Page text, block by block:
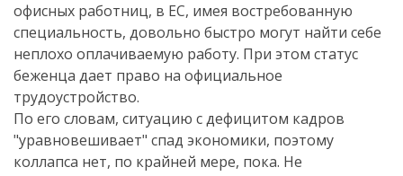
офисных работниц, в ЕС, имея востребованную
специальность, довольно быстро могут найти себе
неплохо оплачиваемую работу. При этом статус
беженца дает право на официальное
трудоустройство.
По его словам, ситуацию с дефицитом кадров
"уравновешивает" спад экономики, поэтому
коллапса нет, по крайней мере, пока. Не